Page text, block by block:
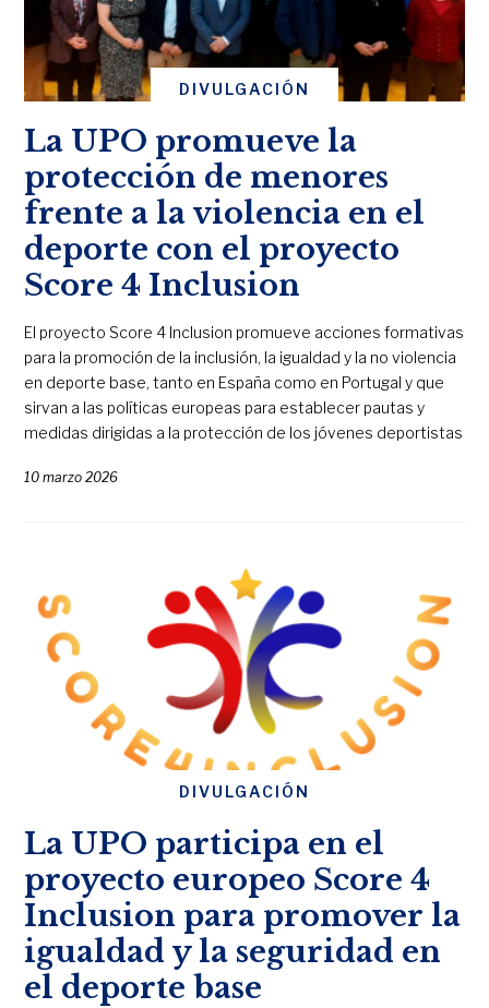
DIVULGACIÓN
La UPO promueve la
protección de menores
frente a la violencia en el
deporte con el proyecto
Score 4 Inclusion
El proyecto Score 4 Inclusion promueve acciones formativas
para la promoción de la inclusión, la igualdad y la no violencia
en deporte base, tanto en España como en Portugal y que
sirvan a las políticas europeas para establecer pautas y
medidas dirigidas a la protección de los jóvenes deportistas
10 marzo 2026
DIVULGACIÓN
La UPO participa en el
proyecto europeo Score 4
Inclusion para promover la
igualdad y la seguridad en
el deporte base